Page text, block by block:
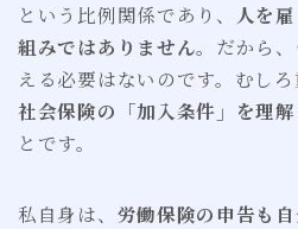
という比例関係であり、
人を
組みではありません。だから
える必要はないのです。むしろ
社会保険の「加入条件」を理
とです。
私自身は、 労働保険の申告も